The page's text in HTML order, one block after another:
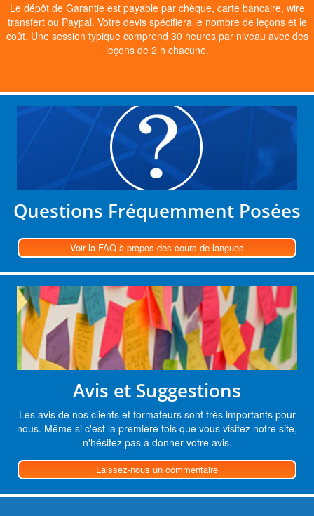
Le dépôt de Garantie est payable par chèque, carte bancaire, wire
transfert ou Paypal. Votre devis spécifiera le nombre de leçons et le
coût. Une session typique comprend 30 heures par niveau avec des
leçons de 2 h chacune.
Questions Fréquemment Posées
Voir la FAQ à propos des cours de langues
Avis et Suggestions
Les avis de nos clients et formateurs sont très importants pour
nous. Même si c'est la première fois que vous visitez notre site,
n'hésitez pas à donner votre avis.
Laissez-nous un commentaire